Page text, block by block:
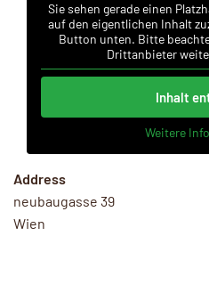
Sie sehen gerade einen
auf den eigentlichen Inhalt
Button unten. Bitte
Drittanbieter
Inhalt
Weitere
Address
neubaugasse 39
Wien